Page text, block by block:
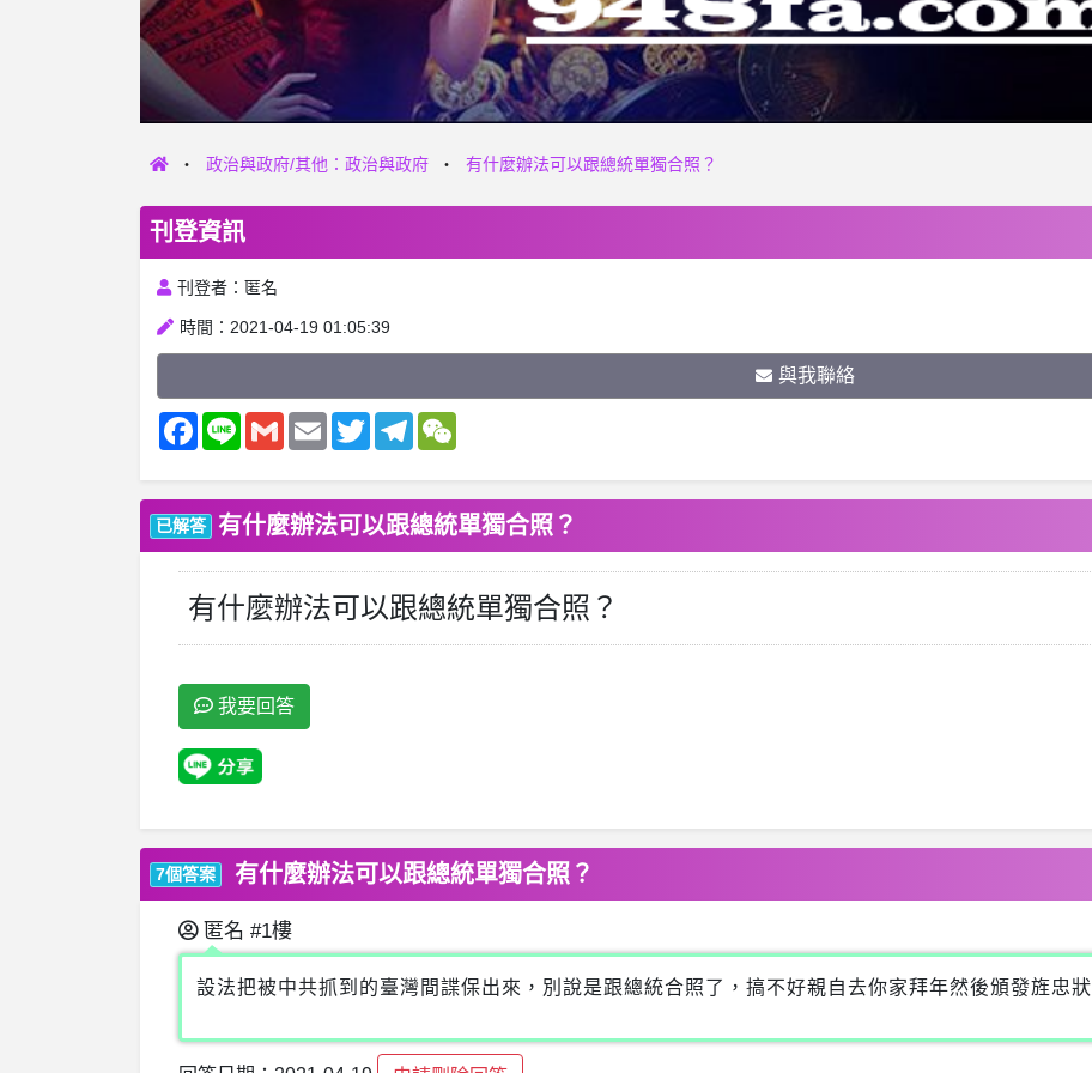
政治與政府/其他：政治與政府 有什麼辦法可以跟總統單獨合照？
刊登資訊
刊登者：匿名
時間：2021-04-19 01:05:39
與我聯絡
Facebook
Line Gmail Email TwitterTelegram
已解答 有什麼辦法可以跟總統單獨合照？
有什麼辦法可以跟總統單獨合照？
我要回答
7個答案 有什麼辦法可以跟總統單獨合照？
匿名 #1樓
設法把被中共抓到的臺灣間諜保出來，別說是跟總統合照了，搞不好親自去你家拜年然後頒發旌忠狀